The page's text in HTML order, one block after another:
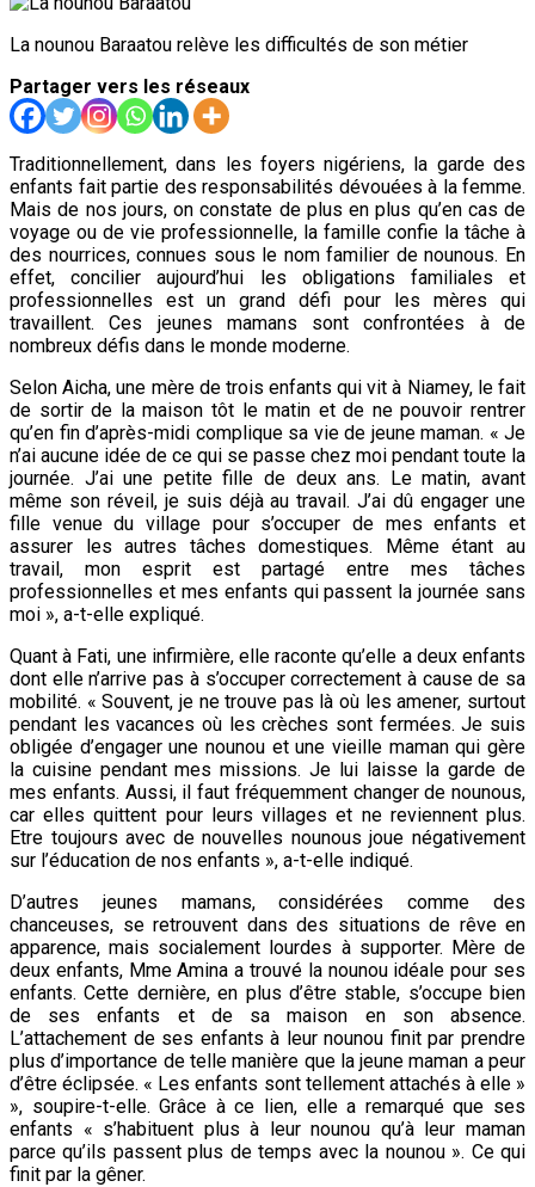
La nounou Baraatou relève les difficultés de son métier
Partager vers les réseaux
Traditionnellement, dans les foyers nigériens, la garde des
enfants fait partie des responsabilités dévouées à la femme.
Mais de nos jours, on constate de plus en plus qu’en cas de
voyage ou de vie professionnelle, la famille confie la tâche à
des nourrices, connues sous le nom familier de nounous. En
effet, concilier aujourd’hui les obligations familiales et
professionnelles est un grand défi pour les mères qui
travaillent. Ces jeunes mamans sont confrontées à de
nombreux défis dans le monde moderne.
Selon Aicha, une mère de trois enfants qui vit à Niamey, le fait
de sortir de la maison tôt le matin et de ne pouvoir rentrer
qu’en fin d’après-midi complique sa vie de jeune maman. « Je
n’ai aucune idée de ce qui se passe chez moi pendant toute la
journée. J’ai une petite fille de deux ans. Le matin, avant
même son réveil, je suis déjà au travail. J’ai dû engager une
fille venue du village pour s’occuper de mes enfants et
assurer les autres tâches domestiques. Même étant au
travail, mon esprit est partagé entre mes tâches
professionnelles et mes enfants qui passent la journée sans
moi », a-t-elle expliqué.
Quant à Fati, une infirmière, elle raconte qu’elle a deux enfants
dont elle n’arrive pas à s’occuper correctement à cause de sa
mobilité. « Souvent, je ne trouve pas là où les amener, surtout
pendant les vacances où les crèches sont fermées. Je suis
obligée d’engager une nounou et une vieille maman qui gère
la cuisine pendant mes missions. Je lui laisse la garde de
mes enfants. Aussi, il faut fréquemment changer de nounous,
car elles quittent pour leurs villages et ne reviennent plus.
Etre toujours avec de nouvelles nounous joue négativement
sur l’éducation de nos enfants », a-t-elle indiqué.
D’autres jeunes mamans, considérées comme des
chanceuses, se retrouvent dans des situations de rêve en
apparence, mais socialement lourdes à supporter. Mère de
deux enfants, Mme Amina a trouvé la nounou idéale pour ses
enfants. Cette dernière, en plus d’être stable, s’occupe bien
de ses enfants et de sa maison en son absence.
L’attachement de ses enfants à leur nounou finit par prendre
plus d’importance de telle manière que la jeune maman a peur
d’être éclipsée. « Les enfants sont tellement attachés à elle »
», soupire-t-elle. Grâce à ce lien, elle a remarqué que ses
enfants « s’habituent plus à leur nounou qu’à leur maman
parce qu’ils passent plus de temps avec la nounou ». Ce qui
finit par la gêner.